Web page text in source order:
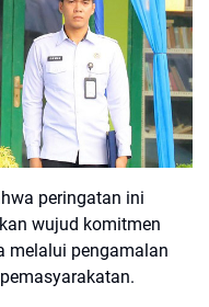
peringatan ini
wujud komitmen
melalui pengamalan